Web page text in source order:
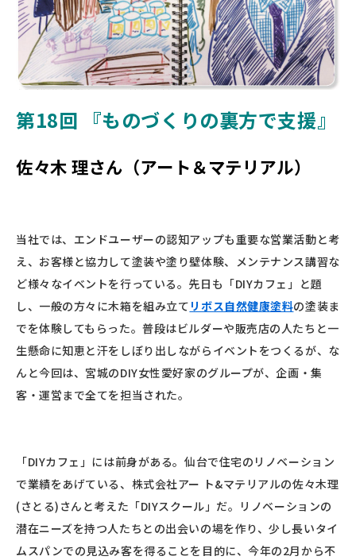
第18回 『ものづくりの裏方で支援』
佐々木 理さん（アート＆マテリアル）
当社では、エンドユーザーの認知アップも重要な営業活動と考
え、お客様と協力して塗装や塗り壁体験、メンテナンス講習な
ど様々なイベントを行っている。先日も「DIYカフェ」と題
し、一般の方々に木箱を組み立て リボス自然健康塗料の塗装ま
でを体験してもらった。普段はビルダーや販売店の人たちと一
生懸命に知恵と汗をしぼり出しながらイベントをつくるが、な
んと今回は、宮城のDIY女性愛好家のグループが、企画・集
客・運営まで全てを担当された。
「DIYカフェ」には前身がある。仙台で住宅のリノベーション
で業績をあげている、株式会社アー ト&マテリアルの佐々木理
(さとる)さんと考えた「DIYスクール」だ。リノベーションの
潜在ニーズを持つ人たちとの出会いの場を作り、少し長いタイ
ムスパンでの見込み客を得ることを目的に、今年の2月から不